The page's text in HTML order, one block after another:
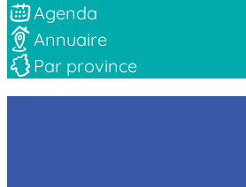
Agenda
Annuaire
Par province